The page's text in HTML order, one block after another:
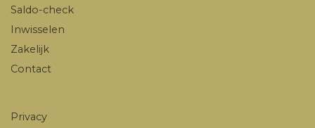
Saldo-check
Inwisselen
Zakelijk
Contact
Privacy